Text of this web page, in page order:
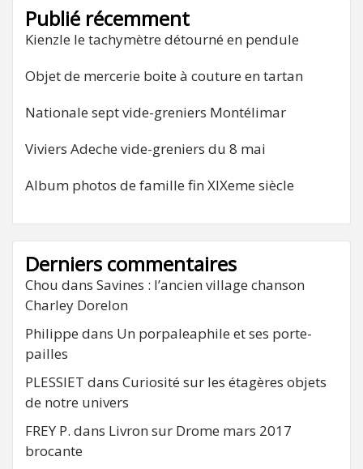
Publié récemment
Kienzle le tachymètre détourné en pendule
Objet de mercerie boite à couture en tartan
Nationale sept vide-greniers Montélimar
Viviers Adeche vide-greniers du 8 mai
Album photos de famille fin XIXeme siècle
Derniers commentaires
Chou dans Savines : l’ancien village chanson
Charley Dorelon
Philippe dans Un porpaleaphile et ses porte-
pailles
PLESSIET dans Curiosité sur les étagères objets
de notre univers
FREY P. dans Livron sur Drome mars 2017
brocante